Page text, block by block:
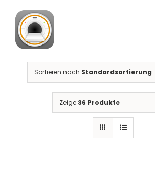
Inhalt
springen
Sortieren nach Standardsortierung
Zeige 36 Produkte